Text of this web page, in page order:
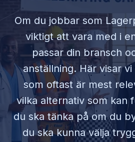
Om du jobbar som
viktigt att vara med i
passar din bransch
anställning. Här visar
som oftast är mest
vilka alternativ som kan
du ska tänka på om du
du ska kunna välja